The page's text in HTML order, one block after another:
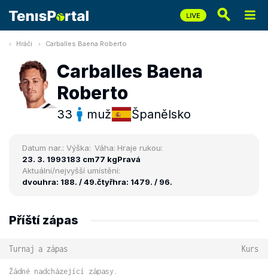
Hráči Carballes Baena Roberto
Carballes Baena
Roberto
33 muž Španělsko
Datum nar.:
23. 3. 1993
Výška:
183 cm
Váha:
77 kg
Hraje rukou:
Pravá
Aktuální/nejvyšší umístění:
dvouhra: 188. / 49.čtyřhra: 1479. / 96.
Příští zápas
Turnaj a zápas Kurs
Žádné nadcházející zápasy.